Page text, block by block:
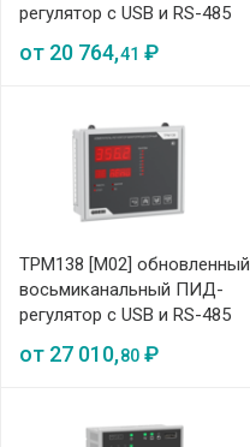
регулятор с USB и RS-485
от 20 764,41 ₽
ТРМ138 [M02] обновленный
восьмиканальный ПИД-
регулятор с USB и RS-485
от 27 010,80 ₽